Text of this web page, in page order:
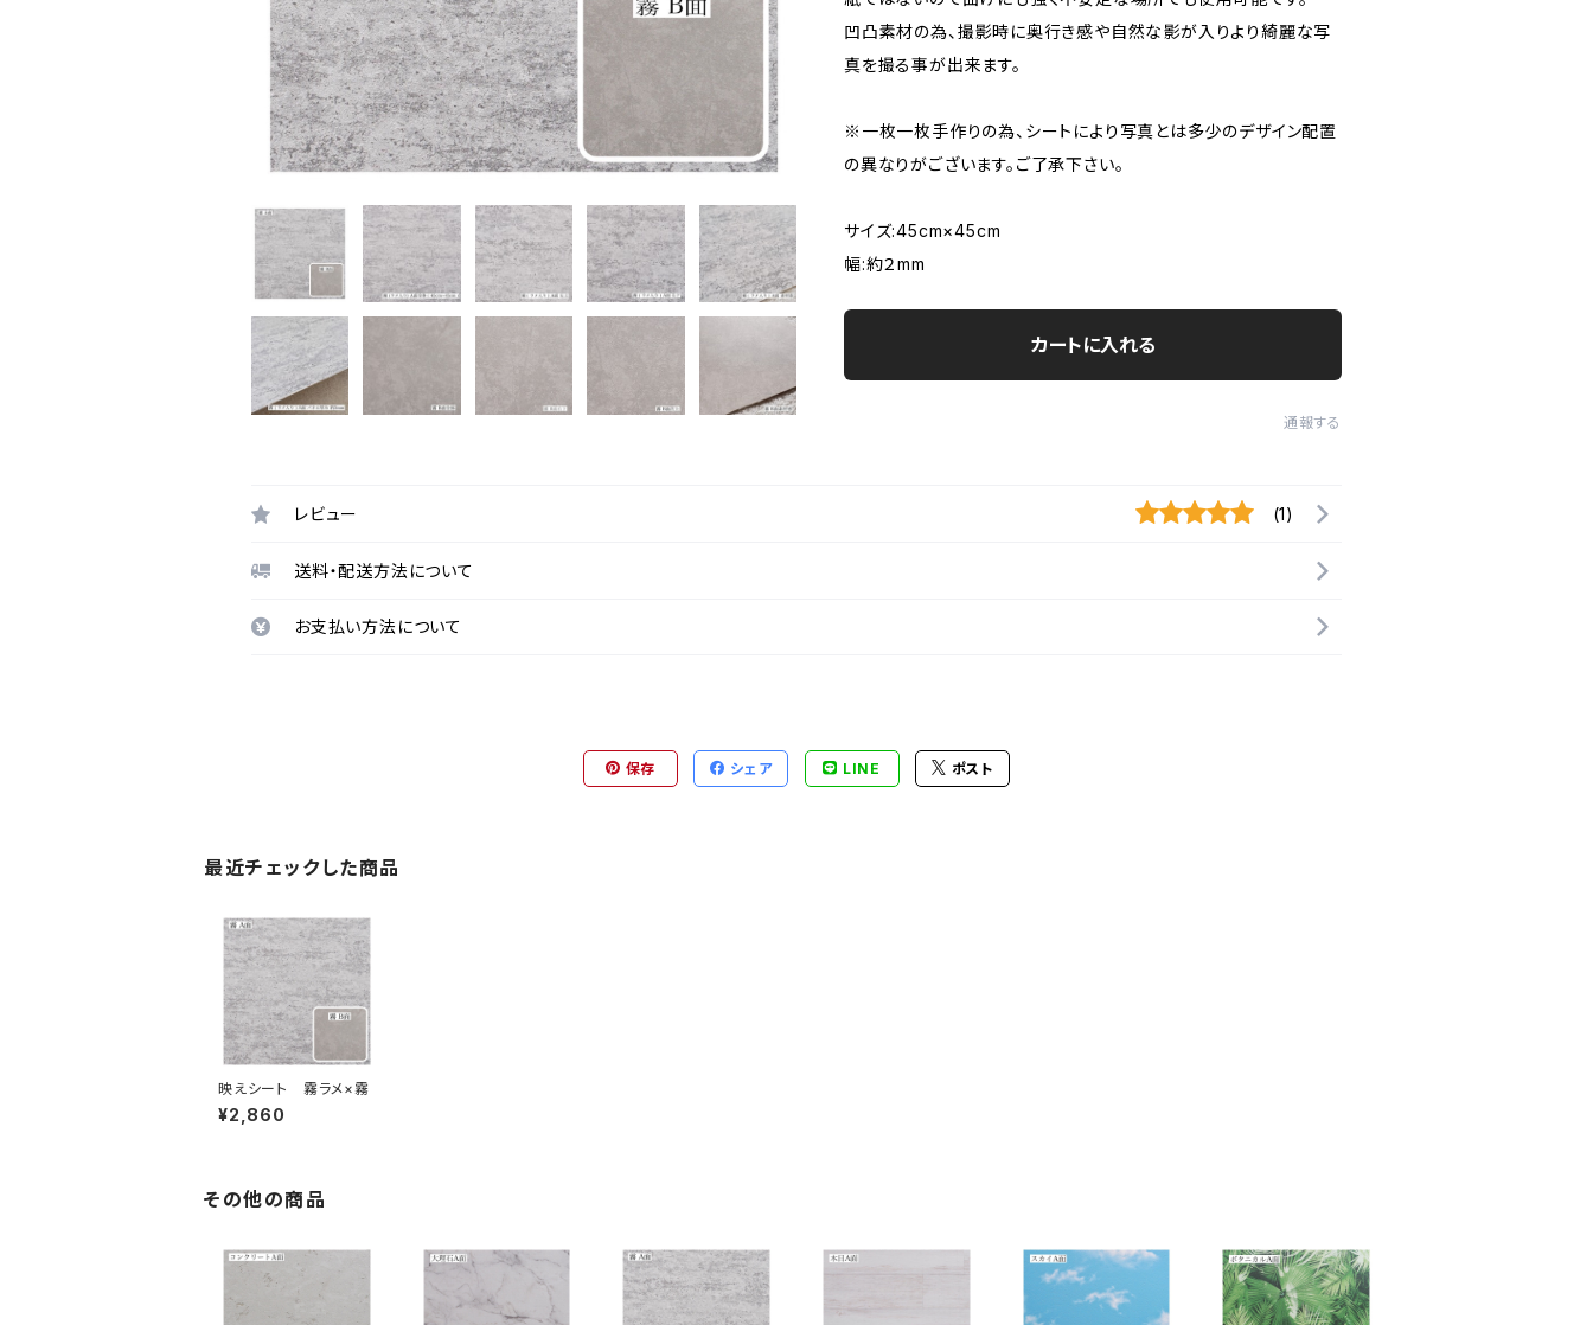
凹凸素材の為、撮影時に奥行き感や自然な影が入りより綺麗な写
真を撮る事が出来ます。
※一枚一枚手作りの為、シートにより写真とは多少のデザイン配置
の異なりがございます。ご了承下さい。
サイズ:45cm×45cm
幅:約２mm
カートに入れる
通報する
レビュー (1)
送料・配送方法について
お支払い方法について
保存 シェア LINE ポスト
最近チェックした商品
映えシート 霧ラメ×霧
¥2,860
その他の商品